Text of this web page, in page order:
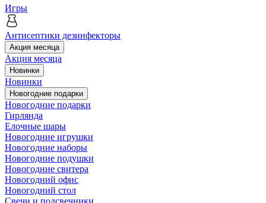
Игры
Антисептики дезинфекторы
Акция месяца
Акция месяца
Новинки
Новинки
Новогодние подарки
Новогодние подарки
Гирлянда
Елочные шары
Новогодние игрушки
Новогодние наборы
Новогодние подушки
Новогодние свитера
Новогодний офис
Новогодний стол
Свечи и подсвечники